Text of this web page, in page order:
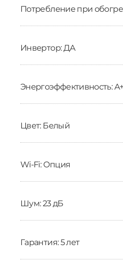
Потребление при
Инвертор: ДА
Энергоэффективность:
Цвет: Белый
Wi-Fi: Опция
Шум: 23 дБ
Гарантия: 5 лет